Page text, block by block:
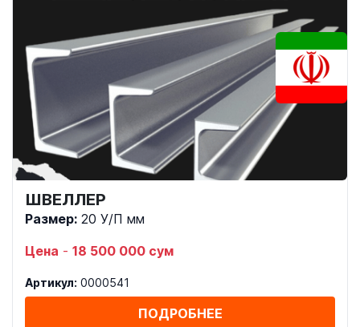
ШВЕЛЛЕР
Размер: 20 У/П мм
Цена - 18 500 000 сум
Артикул: 0000541
ПОДРОБНЕЕ